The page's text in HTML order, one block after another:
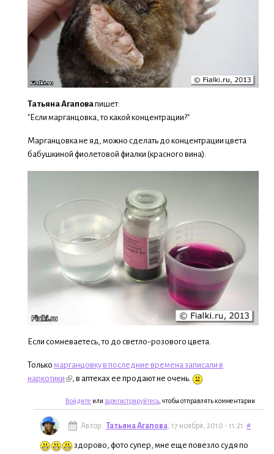
Татьяна Агаповапишет:
"Если марганцовка, то какой концентрации?"
Марганцовка не яд, можно сделать до концентрации цвета
бабушкиной фиолетовой фиалки (красного вина):
Если сомневаетесь, то до светло-розового цвета.
Только марганцовку в последние времена записали в
наркотики
, в аптеках ее продают не очень.
Войдите или зарегистрируйтесь , чтобы отправлять комментарии
Автор: Татьяна Агапова, 17 ноября, 2010 - 11:21 #
здорово, фото супер, мне еще повезло судя по